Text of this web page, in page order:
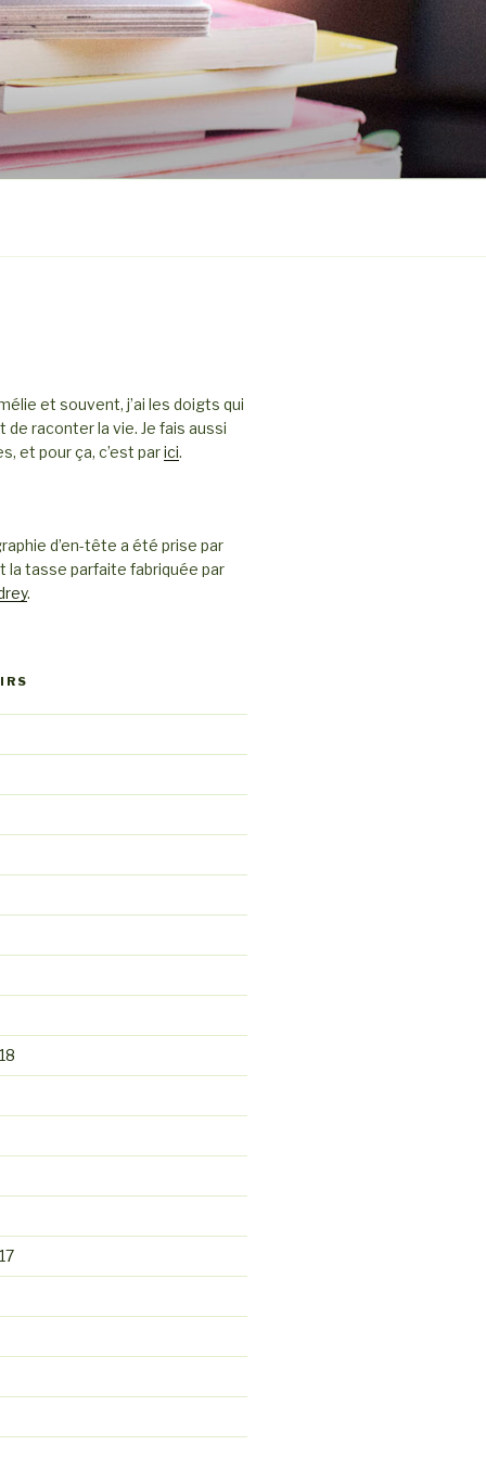
et souvent, j’ai les doigts qui
de raconter la vie. Je fais aussi
et pour ça, c’est parici.
d’en-tête a été prise par
la tasse parfaite fabriquée par
.